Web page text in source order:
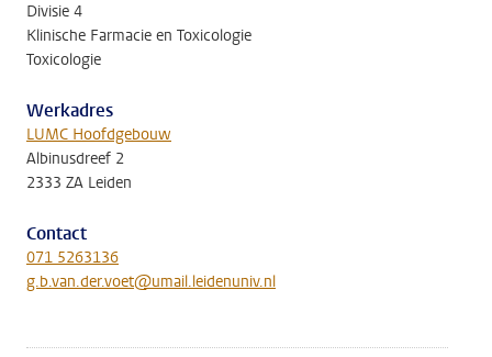
Divisie 4
Klinische Farmacie en Toxicologie
Toxicologie
Werkadres
LUMC Hoofdgebouw
Albinusdreef 2
2333 ZA Leiden
Contact
071 5263136
g.b.van.der.voet@umail.leidenuniv.nl